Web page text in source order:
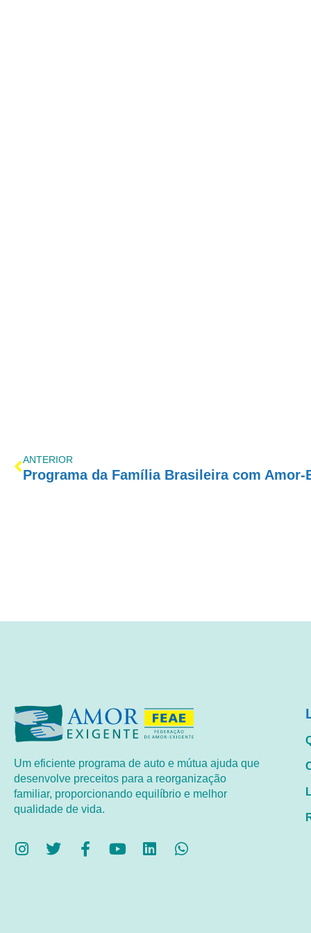
ANTERIOR
Um eficiente programa de auto e mútua ajuda que
desenvolve preceitos para a reorganização
familiar, proporcionando equilíbrio e melhor
qualidade de vida.